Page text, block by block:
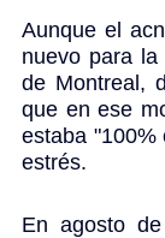
Aunque el
nuevo para
de Montreal,
que en ese
estaba "100%
estrés.
En agosto